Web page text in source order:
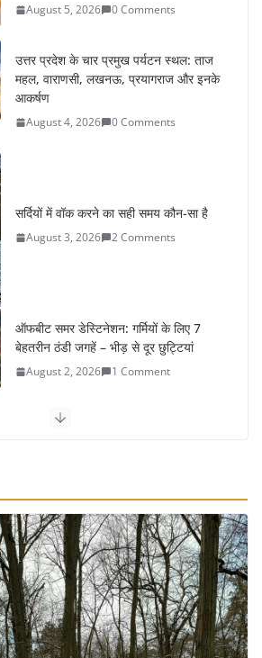
August 5, 2026 0 Comments
उत्तर प्रदेश के चार प्रमुख पर्यटन स्थल: ताज
महल, वाराणसी, लखनऊ, प्रयागराज और इनके
आकर्षण
August 4, 2026 0 Comments
सर्दियों में वॉक करने का सही समय कौन-सा है
August 3, 2026 2 Comments
ऑफबीट समर डेस्टिनेशन: गर्मियों के लिए 7
बेहतरीन ठंडी जगहें – भीड़ से दूर छुट्टियां
August 2, 2026 1 Comment
सुंदरता और स्वादिष्ट भोजन का अनूठा संगम
वॉकिंग एक्सरसाइज: 1 महीने में पाएं 3-4
16 ज़रूरी कीबोर्ड शॉर्टकट्स जो आपकी
उत्पादकता को दोगुना कर देंगे
August 7, 2026 0 Comments